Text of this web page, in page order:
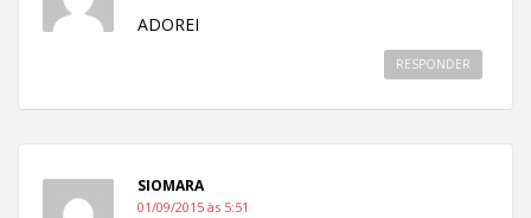
ADOREI
RESPONDER
SIOMARA
01/09/2015 às 5:51